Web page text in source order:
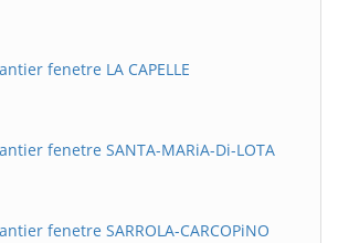
fenetre LA CAPELLE
fenetre SANTA-MARiA-Di-LOTA
fenetre SARROLA-CARCOPiNO